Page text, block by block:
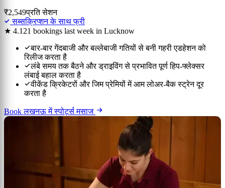
₹2,549प्रति सेशन
सब्सक्रिप्शन के साथ फ्री
★ 4.1 21 bookings last week in Lucknow
बार-बार गेंदबाजी और बल्लेबाजी गतियों से बनी गहरी एडहेशन को
रिलीज करता है
लंबे समय तक बैठने और ड्राइविंग से प्रभावित पूर्ण हिप-फ्लेक्सर
लंबाई बहाल करता है
वीकेंड क्रिकेटरों और जिम प्रेमियों में आम लोअर-बैक स्ट्रेन दूर
करता है
Book लखनऊ में स्पोर्ट्स मसाज